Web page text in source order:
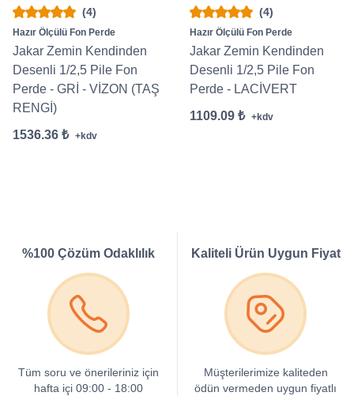
(4)
Hazır Ölçülü Fon Perde
Jakar Zemin Kendinden
Desenli 1/2,5 Pile Fon
Perde - GRİ - VİZON (TAŞ
RENGİ)
1536.36 ₺ +kdv
(4)
Hazır Ölçülü Fon Perde
Jakar Zemin Kendinden
Desenli 1/2,5 Pile Fon
Perde - LACİVERT
1109.09 ₺ +kdv
%100 Çözüm Odaklılık
Tüm soru ve önerileriniz için
hafta içi 09:00 - 18:00
Kaliteli Ürün Uygun Fiyat
Müşterilerimize kaliteden
ödün vermeden uygun fiyatlı